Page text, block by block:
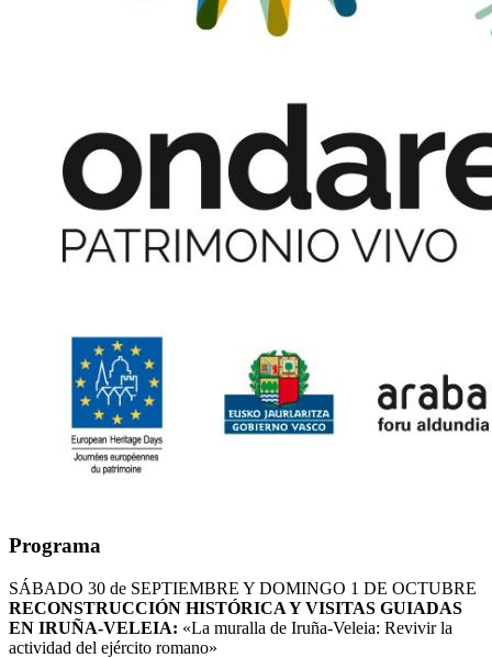
Programa
SÁBADO 30 de SEPTIEMBRE Y DOMINGO 1 DE OCTUBRE
RECONSTRUCCIÓN HISTÓRICA Y VISITAS GUIADAS
EN IRUÑA-VELEIA: «La muralla de Iruña-Veleia: Revivir la
actividad del ejército romano»